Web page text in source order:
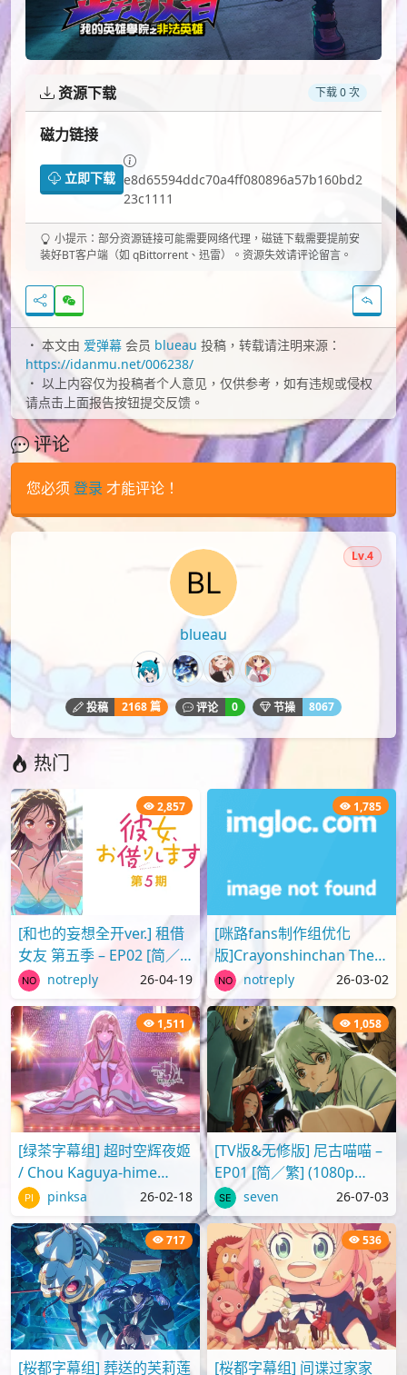
资源下载 下载 0 次
磁力链接
立即下载 e8d65594ddc70a4ff080896a57b160bd2
23c1111
小提示：部分资源链接可能需要网络代理，磁链下载需要提前安
装好BT客户端（如 qBittorrent、迅雷）。资源失效请评论留言。
本文由 爱弹幕 会员 blueau 投稿，转载请注明来源：
https://idanmu.net/006238/
以上内容仅为投稿者个人意见，仅供参考，如有违规或侵权
请点击上面报告按钮提交反馈。
评论
您必须 登录 才能评论！
blueau
Lv.4
投稿 2168 篇 评论 0 节操 8067
热门
2,857
[和也的妄想全开ver.] 租借
女友 第五季 – EP02 [简／
繁] (1080p H.264 AAC
SRTx2) {出租女友 | 彼..
notreply 26-04-19
1,785
[咪路fans制作组优化
版]Crayonshinchan The
Movie 2025 蜡笔小新剧场
版2025 超华丽！灼热的春
日部舞者们[..
notreply 26-03-02
1,511
[绿茶字幕组] 超时空辉夜姬
/ Chou Kaguya-hime
[Movie][WebRip][1080p]
[简繁日内封]
pinksa 26-02-18
1,058
[TV版&无修版] 尼古喵喵 –
EP01 [简／繁] (1080p
H.264 AAC SRTx2) {Yani
Neko | ヤニねこ | C..
seven 26-07-03
717
[桜都字幕组] 葬送的芙莉莲
536
[桜都字幕组] 间谍过家家